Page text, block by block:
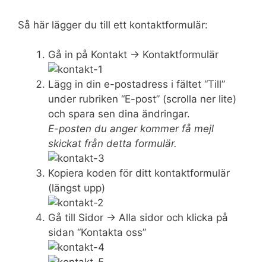
Så här lägger du till ett kontaktformulär:
Gå in på Kontakt -> Kontaktformulär
Lägg in din e-postadress i fältet “Till”
under rubriken “E-post” (scrolla ner lite)
och spara sen dina ändringar.
E-posten du anger kommer få mejl
skickat från detta formulär.
Kopiera koden för ditt kontaktformulär
(längst upp)
Gå till Sidor -> Alla sidor och klicka på
sidan “Kontakta oss”